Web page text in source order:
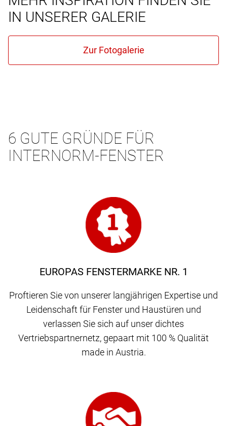
IN UNSERER GALERIE
6 GUTE GRÜNDE FÜR
INTERNORM-FENSTER
EUROPAS FENSTERMARKE NR. 1
Proftieren Sie von unserer langjährigen Expertise und
Leidenschaft für Fenster und Haustüren und
verlassen Sie sich auf unser dichtes
Vertriebspartnernetz, gepaart mit 100 % Qualität
made in Austria.